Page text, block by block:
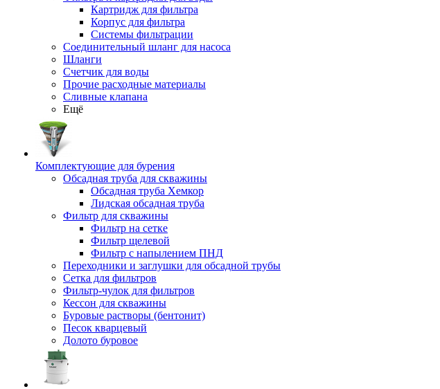
Картридж для фильтра
Корпус для фильтра
Системы фильтрации
Соединительный шланг для насоса
Шланги
Счетчик для воды
Прочие расходные материалы
Сливные клапана
Ещё
Комплектующие для бурения
Обсадная труба для скважины
Обсадная труба Хемкор
Лидская обсадная труба
Фильтр для скважины
Фильтр на сетке
Фильтр щелевой
Фильтр с напылением ПНД
Переходники и заглушки для обсадной трубы
Сетка для фильтров
Фильтр-чулок для фильтров
Кессон для скважины
Буровые растворы (бентонит)
Песок кварцевый
Долото буровое